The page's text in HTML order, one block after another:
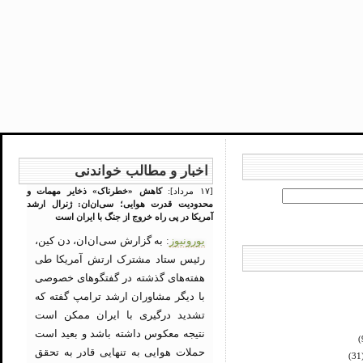
اخبار و مطالب خواندنی
[۱۷ مرداد]:
کاهش «خطرناک» ذخایر مهمات و
محدودیت قدرت هوایی؛ سی‌ان‌ان: ژنرال ارشد
آمریکا در پی راه خروج از جنگ با ایران است
یورونیوز : به گزارش سی‌ان‌ان، دن کین،
رئیس ستاد مشترک ارتش آمریکا طی
هفته‌های گذشته در گفتگوهای خصوصی
با دیگر مشاوران ارشد ترامپ گفته که
تشدید درگیری با ایران ممکن است
نتیجه معکوس داشته باشد و بعید است
حملات هوایی به تنهایی قادر به تحقق